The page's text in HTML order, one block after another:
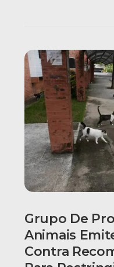
Grupo De
Animais
Contra